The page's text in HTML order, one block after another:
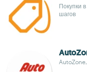
Покупки
шагов